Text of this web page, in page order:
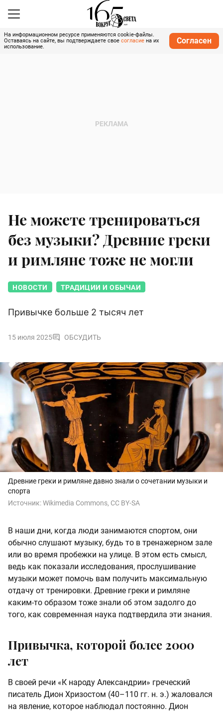
На информационном ресурсе применяются cookie-файлы.
Оставаясь на сайте, вы подтверждаете свое согласие на их
использование.
Согласен
Не можете тренироваться
без музыки? Древние греки
и римляне тоже не могли
НОВОСТИ ТРАДИЦИИ И ОБЫЧАИ
Привычке больше 2 тысяч лет
15 июля 2025 ОБСУДИТЬ
Древние греки и римляне давно знали о сочетании музыки и
спорта
Источник:Wikimedia Commons, CC BY-SA
В наши дни, когда люди занимаются спортом, они
обычно слушают музыку, будь то в тренажерном зале
или во время пробежки на улице. В этом есть смысл,
ведь как показали исследования, прослушивание
музыки может помочь вам получить максимальную
отдачу от тренировки. Древние греки и римляне
каким-то образом тоже знали об этом задолго до
того, как современная наука подтвердила эти знания.
Привычка, которой более 2000
лет
В своей речи «К народу Александрии» греческий
писатель Дион Хризостом (40–110 гг. н. э.) жаловался
на явление, которое наблюдал постоянно. Дион